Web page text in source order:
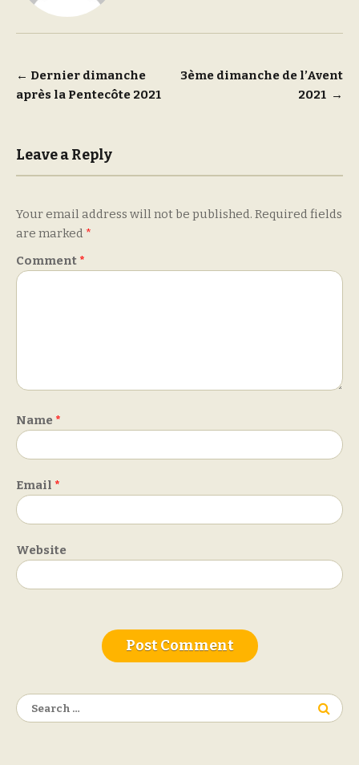
Post
navigation
← Dernier dimanche
après la Pentecôte 2021
3ème dimanche de l’Avent
2021 →
Leave a Reply
Your email address will not be published. Required fields
are marked *
Comment *
Name *
Email *
Website
Search
for: